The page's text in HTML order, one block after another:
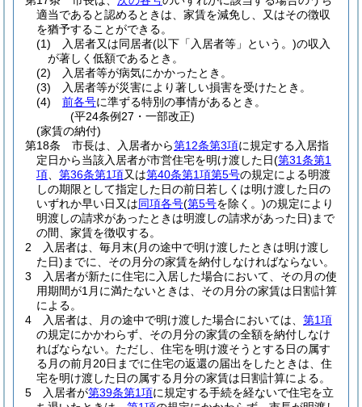
適当であると認めるときは、家賃を減免し、又はその徴収
を猶予することができる。
(1)
入居者又は同居者(以下「入居者等」という。)の収入
が著しく低額であるとき。
(2)
入居者等が病気にかかったとき。
(3)
入居者等が災害により著しい損害を受けたとき。
(4)
前各号に準ずる特別の事情があるとき。
(平24条例27・一部改正)
(家賃の納付)
第18条
市長は、入居者から第12条第3項に規定する入居指
定日から当該入居者が市営住宅を明け渡した日(第31条第1
項
第36条第1項又は第40条第1項第5号の規定による明渡
しの期限として指定した日の前日若しくは明け渡した日の
いずれか早い日又は同項各号(第5号を除く。)の規定により
明渡しの請求があったときは明渡しの請求があった日) まで
の間、家賃を徴収する。
2
入居者は、毎月末(月の途中で明け渡したときは明け渡し
た日) までに、その月分の家賃を納付しなければならない。
3
入居者が新たに住宅に入居した場合において、その月の使
用期間が1月に満たないときは、その月分の家賃は日割計算
による。
4
入居者は、月の途中で明け渡した場合においては、 第1項
の規定にかかわらず、その月分の家賃の全額を納付しなけ
ればならない。 ただし、住宅を明け渡そうとする日の属す
る月の前月20日までに住宅の返還の届出をしたときは、住
宅を明け渡した日の属する月分の家賃は日割計算による。
5
入居者が第39条第1項に規定する手続を経ないで住宅を立